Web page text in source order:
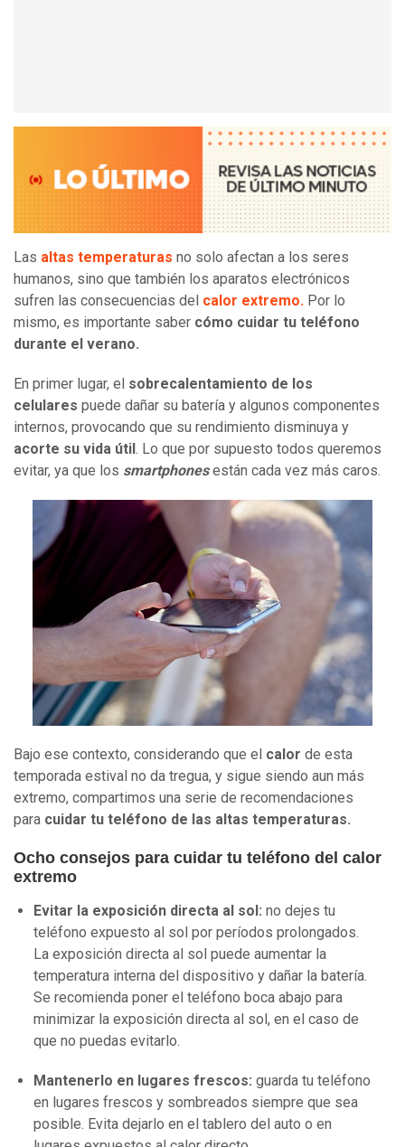
Las altas temperaturas no solo afectan a los seres
humanos, sino que también los aparatos electrónicos
sufren las consecuencias del calor extremo. Por lo
mismo, es importante saber cómo cuidar tu teléfono
durante el verano.
En primer lugar, el sobrecalentamiento de los
celulares puede dañar su batería y algunos componentes
internos, provocando que su rendimiento disminuya y
acorte su vida útil . Lo que por supuesto todos queremos
evitar, ya que los smartphones están cada vez más caros.
Bajo ese contexto, considerando que el calor de esta
temporada estival no da tregua, y sigue siendo aun más
extremo, compartimos una serie de recomendaciones
para cuidar tu teléfono de las altas temperaturas.
Ocho consejos para cuidar tu teléfono del calor
extremo
Evitar la exposición directa al sol: no dejes tu
teléfono expuesto al sol por períodos prolongados.
La exposición directa al sol puede aumentar la
temperatura interna del dispositivo y dañar la batería.
Se recomienda poner el teléfono boca abajo para
minimizar la exposición directa al sol, en el caso de
que no puedas evitarlo.
Mantenerlo en lugares frescos: guarda tu teléfono
en lugares frescos y sombreados siempre que sea
posible. Evita dejarlo en el tablero del auto o en